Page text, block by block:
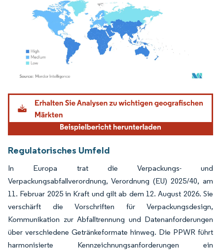
Bild © Mordor Intelligence. Wiederverwendung erfordert Namensnennung gemäß
Regulatorisches Umfeld
In Europa trat die Verpackungs- und
Verpackungsabfallverordnung, Verordnung (EU) 2025/40, am
11. Februar 2025 in Kraft und gilt ab dem 12. August 2026. Sie
verschärft die Vorschriften für Verpackungsdesign,
Kommunikation zur Abfalltrennung und Datenanforderungen
über verschiedene Getränkeformate hinweg. Die PPWR führt
harmonisierte Kennzeichnungsanforderungen ein